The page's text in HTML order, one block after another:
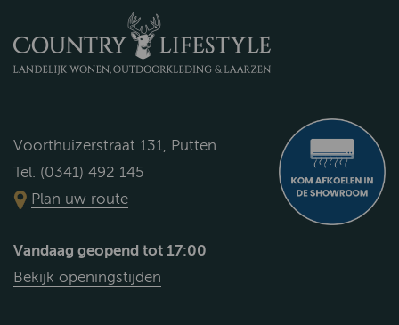
Voorthuizerstraat 131, Putten
Tel. (0341) 492 145
Plan uw route
Vandaag geopend tot 17:00
Bekijk openingstijden